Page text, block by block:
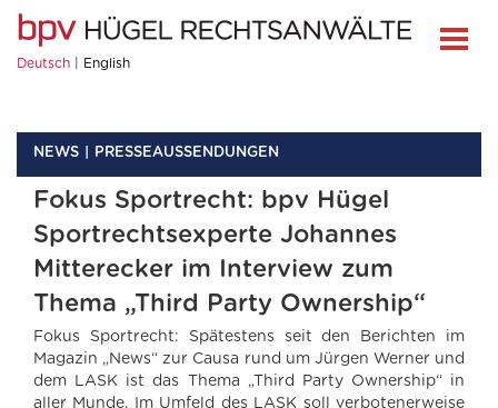
Deutsch English
NEWS PRESSEAUSSENDUNGEN
Fokus Sportrecht: bpv Hügel
Sportrechtsexperte Johannes
Mitterecker im Interview zum
Thema „Third Party Ownership“
Fokus Sportrecht: Spätestens seit den Berichten im
Magazin „News“ zur Causa rund um Jürgen Werner und
dem LASK ist das Thema „Third Party Ownership“ in
aller Munde. Im Umfeld des LASK soll verbotenerweise